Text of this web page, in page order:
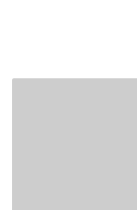
الأدارية ،
السيد